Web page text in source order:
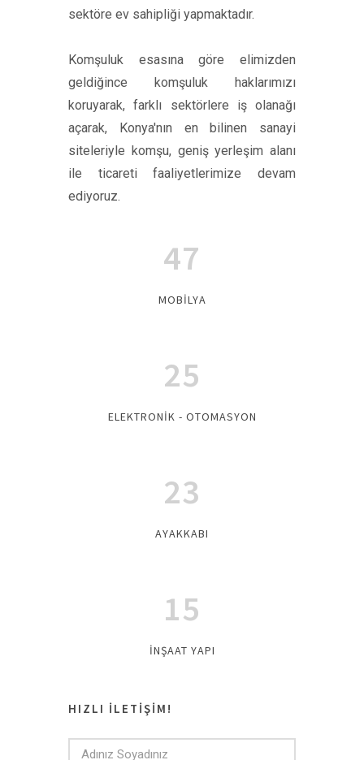
sektöre ev sahipliği yapmaktadır.
Komşuluk esasına göre elimizden
geldiğince komşuluk haklarımızı
koruyarak, farklı sektörlere iş olanağı
açarak, Konya'nın en bilinen sanayi
siteleriyle komşu, geniş yerleşim alanı
ile ticareti faaliyetlerimize devam
ediyoruz.
47
MOBİLYA
25
ELEKTRONİK - OTOMASYON
23
AYAKKABI
15
İNŞAAT YAPI
HIZLI İLETİŞİM!